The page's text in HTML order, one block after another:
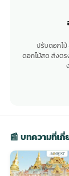
ปรับดอกไ
ดอกไม้สด ส่งตร
📰 บทความที่เกี่